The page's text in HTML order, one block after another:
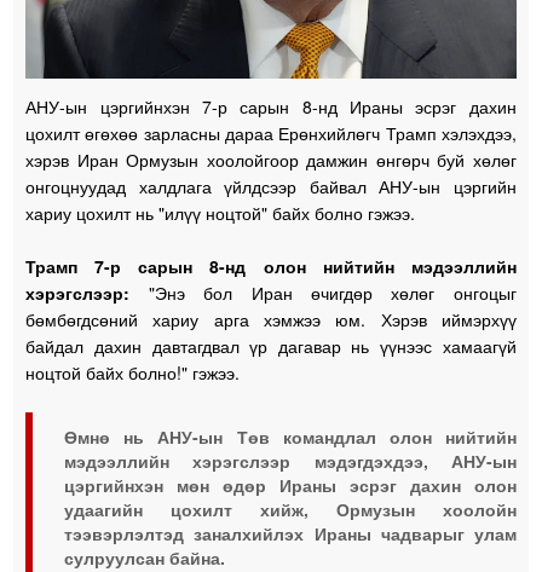
АНУ-ын цэргийнхэн 7-р сарын 8-нд Ираны эсрэг дахин
цохилт өгөхөө зарласны дараа Ерөнхийлөгч Трамп хэлэхдээ,
хэрэв Иран Ормузын хоолойгоор дамжин өнгөрч буй хөлөг
онгоцнуудад халдлага үйлдсээр байвал АНУ-ын цэргийн
хариу цохилт нь "илүү ноцтой" байх болно гэжээ.
Трамп 7-р сарын 8-нд олон нийтийн мэдээллийн
хэрэгслээр: "Энэ бол Иран өчигдөр хөлөг онгоцыг
бөмбөгдсөний хариу арга хэмжээ юм. Хэрэв иймэрхүү
байдал дахин давтагдвал үр дагавар нь үүнээс хамаагүй
ноцтой байх болно!" гэжээ.
Өмнө нь АНУ-ын Төв командлал олон нийтийн
мэдээллийн хэрэгслээр мэдэгдэхдээ, АНУ-ын
цэргийнхэн мөн өдөр Ираны эсрэг дахин олон
удаагийн цохилт хийж, Ормузын хоолойн
тээвэрлэлтэд заналхийлэх Ираны чадварыг улам
сулруулсан байна.